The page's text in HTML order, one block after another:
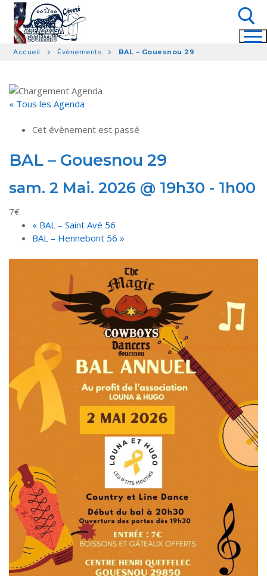
Aller
contenu
Accueil Évènements BAL – Gouesnou 29
« Tous les Agenda
Cet évènement est passé
BAL – Gouesnou 29
sam. 2 Mai. 2026 @ 19h30 - 1h00
7€
« BAL – Saint Avé 56
BAL – Hennebont 56»